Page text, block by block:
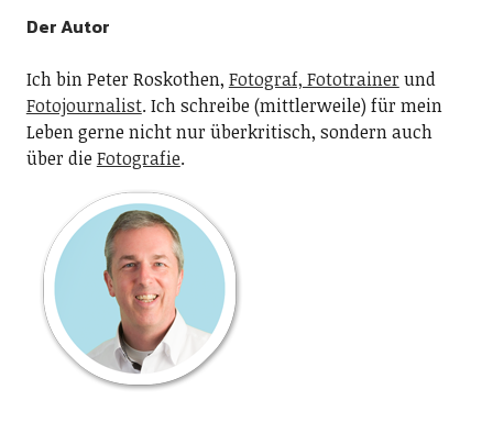
Der Autor
Ich bin Peter Roskothen, Fotograf, Fototrainer und
Fotojournalist. Ich schreibe (mittlerweile) für mein
Leben gerne nicht nur überkritisch, sondern auch
über dieFotografie.